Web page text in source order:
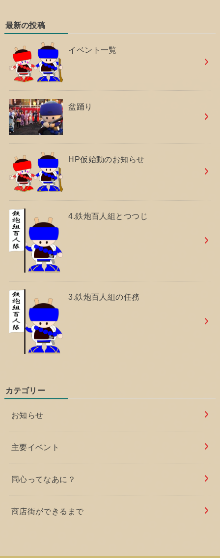
最新の投稿
イベント一覧
盆踊り
HP仮始動のお知らせ
4.鉄炮百人組とつつじ
3.鉄炮百人組の任務
カテゴリー
お知らせ
主要イベント
同心ってなあに？
商店街ができるまで